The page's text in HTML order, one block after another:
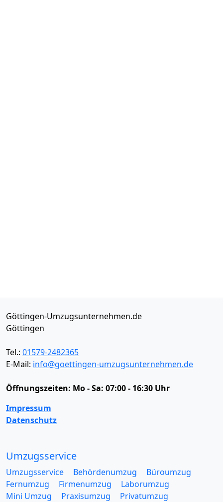
Göttingen-Umzugsunternehmen.de
Göttingen
Tel.: 01579-2482365
E-Mail: info@goettingen-umzugsunternehmen.de
Öffnungszeiten: Mo - Sa: 07:00 - 16:30 Uhr
Impressum
Datenschutz
Umzugsservice
Umzugsservice Behördenumzug
Büroumzug
Fernumzug
Firmenumzug
Laborumzug
Mini Umzug
Praxisumzug
Privatumzug